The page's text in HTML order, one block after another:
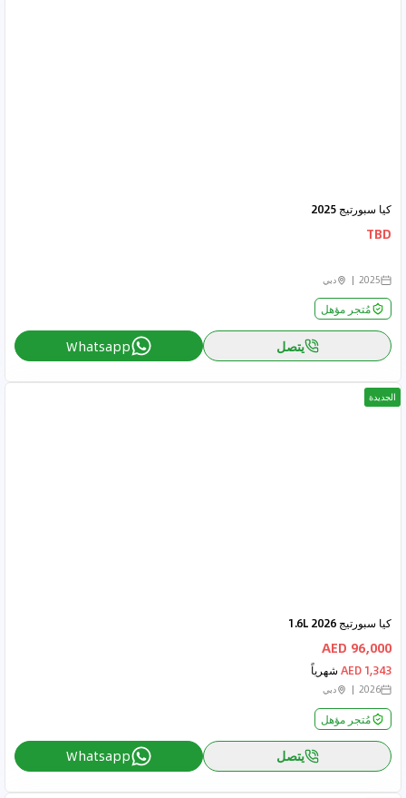
كيا سبورتيج 2025
TBD
2025 دبي
مُتجر مؤهل
يتصل Whatsapp
الجديدة
كيا سبورتيج 2026 1.6L
96,000 AED
1,343 AED شهرياً
2026 دبي
مُتجر مؤهل
يتصل Whatsapp